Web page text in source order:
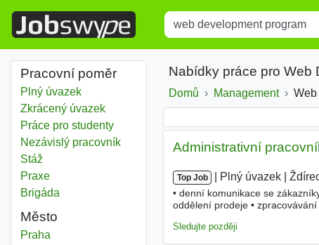
Title
Pracovní poměr
Plný úvazek
Zkrácený úvazek
Práce pro studenty
Nezávislý pracovník
Stáž
Praxe
Brigáda
Město
Web development program
Praha
Nabídky práce pro Web
Domů Management Web
Administrativní
Top Job Plný úvazek
• denní komunikace se
oddělení prodeje •
Sledujte později